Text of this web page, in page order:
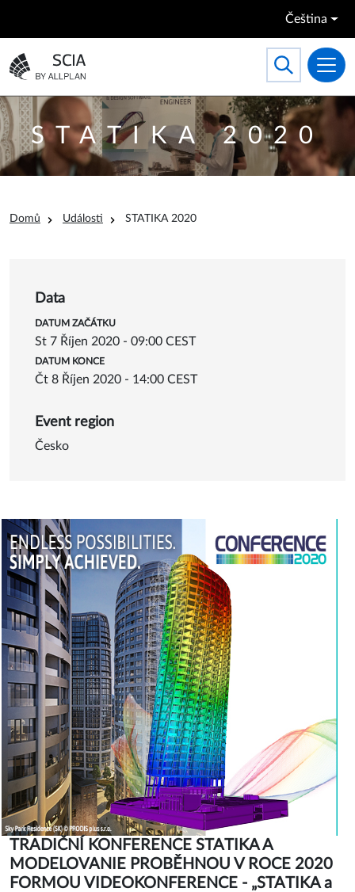
Čeština
Přejít na domovskou stránku
Toggle
Search
STATIKA 2020
Drobečková navigace
Domů Události STATIKA 2020
Data
DATUM ZAČÁTKU
St 7 Říjen 2020 - 09:00 CEST
DATUM KONCE
Čt 8 Říjen 2020 - 14:00 CEST
Event region
Česko
TRADIČNÍ KONFERENCE STATIKA A
MODELOVANIE PROBĚHNOU V ROCE 2020
FORMOU VIDEOKONFERENCE - „STATIKA a